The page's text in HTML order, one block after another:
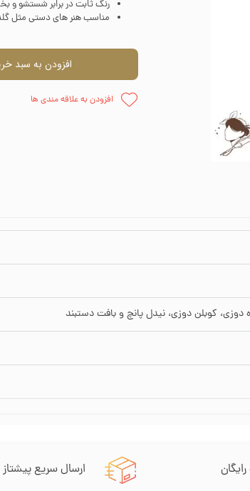
چسب
رنگ ثابت در برابر شستشو و
مناسب هنر های دستی مثل
افزودن به سبد
افزودن به علاقه مندی ها
دوزی، کوبلن دوزی، نیدل پانچ و بافت دستبند
ارسال سریع پیشتاز